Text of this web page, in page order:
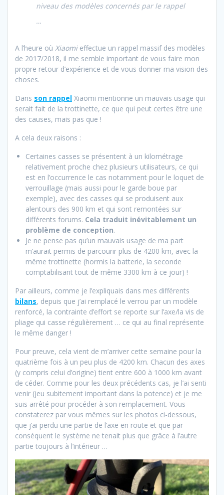
niveau des modèles concernés par le rappel
…
A l’heure où Xiaomi effectue un rappel massif des modèles
de 2017/2018, il me semble important de vous faire mon
propre retour d’expérience et de vous donner ma vision des
choses.
Dans son rappel Xiaomi mentionne un mauvais usage qui
serait fait de la trottinette, ce que qui peut certes être une
des causes, mais pas que !
A cela deux raisons :
Certaines casses se présentent à un kilométrage
relativement proche chez plusieurs utilisateurs, ce qui
est en l’occurrence le cas notamment pour le loquet de
verrouillage (mais aussi pour le garde boue par
exemple), avec des casses qui se produisent aux
alentours des 900 km et qui sont remontées sur
différents forums. Cela traduit inévitablement un
problème de conception.
Je ne pense pas qu’un mauvais usage de ma part
m’aurait permis de parcourir plus de 4200 km, avec la
même trottinette (hormis la batterie, la seconde
comptabilisant tout de même 3300 km à ce jour) !
Par ailleurs, comme je l’expliquais dans mes différents
bilans, depuis que j’ai remplacé le verrou par un modèle
renforcé, la contrainte d’effort se reporte sur l’axe/la vis de
pliage qui casse régulièrement … ce qui au final représente
le même danger !
Pour preuve, cela vient de m’arriver cette semaine pour la
quatrième fois à un peu plus de 4200 km. Chacun des axes
(y compris celui d’origine) tient entre 600 à 1000 km avant
de céder. Comme pour les deux précédents cas, je l’ai senti
venir (jeu subitement important dans la potence) et je me
suis arrêté pour procéder à son remplacement. Vous
constaterez par vous mêmes sur les photos ci-dessous,
que j’ai perdu une partie de l’axe en route et que par
conséquent le système ne tenait plus que grâce à l’autre
partie toujours à l’intérieur …